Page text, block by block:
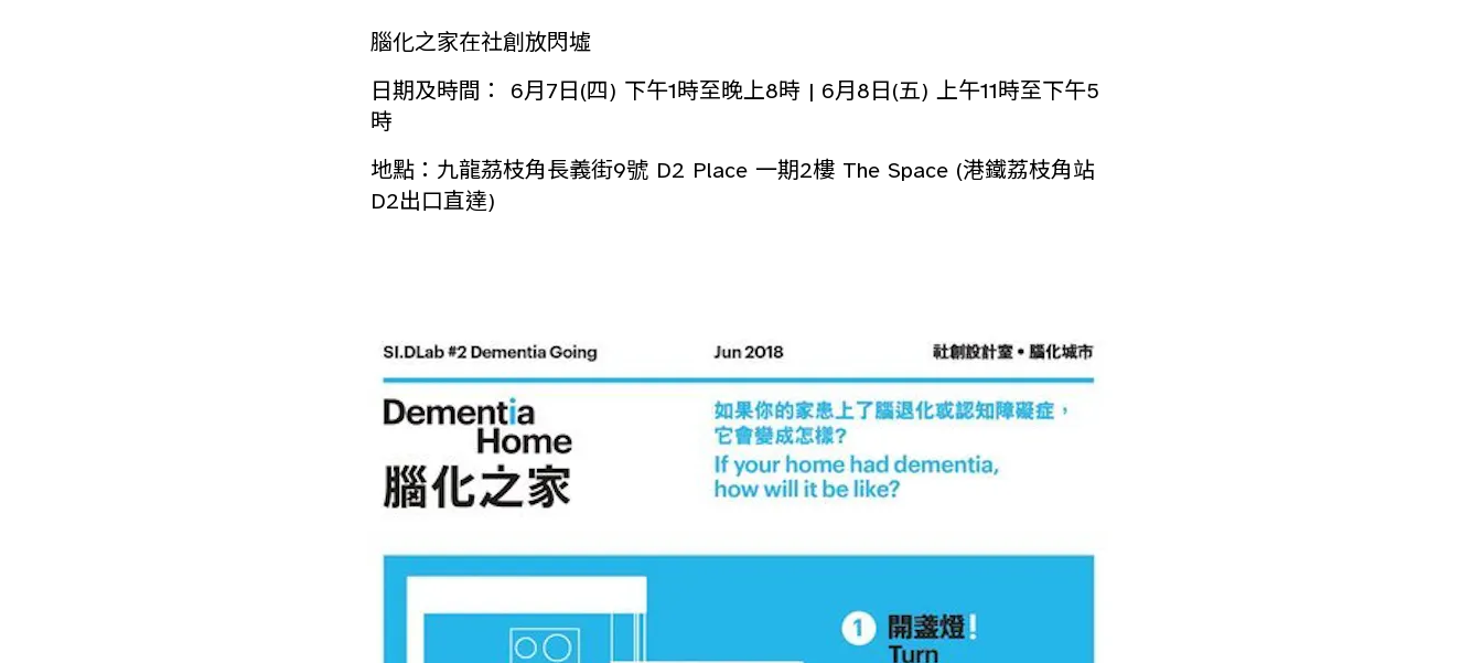
腦化之家在社創放閃墟
日期及時間： 6月7日(四) 下午1時至晚上8時 | 6月8日(五) 上午11時至下午5
時
地點：九龍茘枝角長義街9號 D2 Place 一期2樓 The Space (港鐵荔枝角站
D2出口直達)